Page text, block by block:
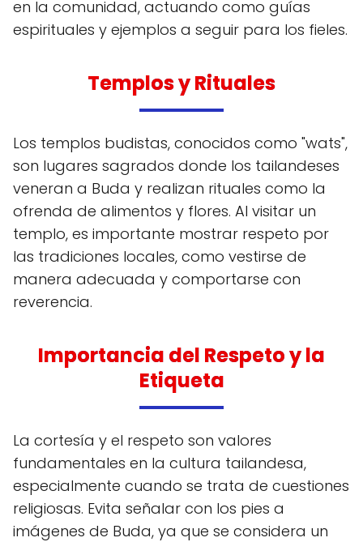
en la comunidad, actuando como guías
espirituales y ejemplos a seguir para los fieles.
Templos y Rituales
Los templos budistas, conocidos como "wats",
son lugares sagrados donde los tailandeses
veneran a Buda y realizan rituales como la
ofrenda de alimentos y flores. Al visitar un
templo, es importante mostrar respeto por
las tradiciones locales, como vestirse de
manera adecuada y comportarse con
reverencia.
Importancia del Respeto y la
Etiqueta
La cortesía y el respeto son valores
fundamentales en la cultura tailandesa,
especialmente cuando se trata de cuestiones
religiosas. Evita señalar con los pies a
imágenes de Buda, ya que se considera un